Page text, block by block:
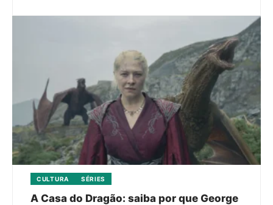
CULTURA SÉRIES
A Casa do Dragão: saiba por que George